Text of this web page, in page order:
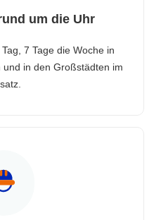
um die Uhr
7 Tage die Woche in
in den Großstädten im